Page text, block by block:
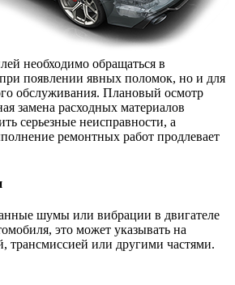
необходимо обращаться в
при появлении явных поломок, но и для
обслуживания. Плановый осмотр
замена расходных материалов
серьезные неисправности, а
ремонтных работ продлевает
шумы или вибрации в двигателе
это может указывать на
трансмиссией или другими частями.